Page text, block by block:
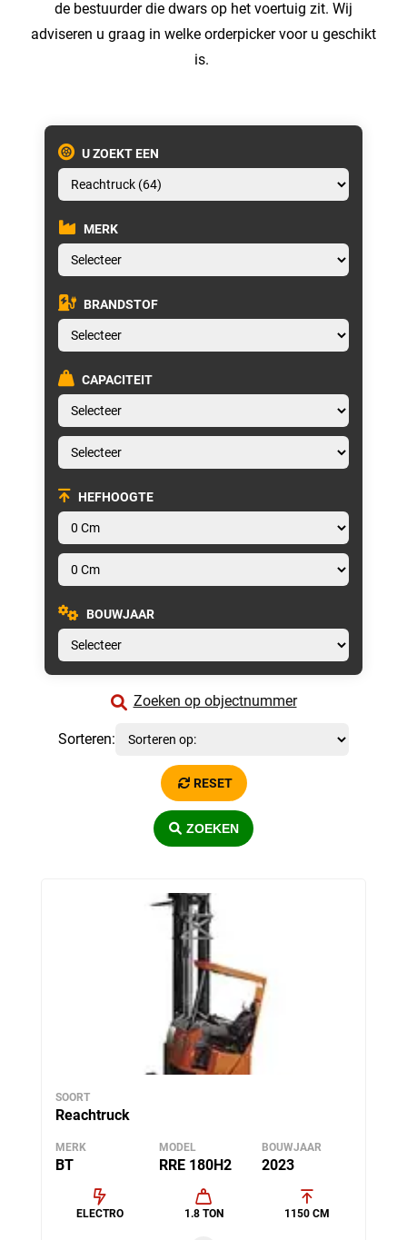
de bestuurder die dwars op het voertuig zit. Wij
adviseren u graag in welke orderpicker voor u geschikt
is.
U ZOEKT EEN
MERK
BRANDSTOF
CAPACITEIT
HEFHOOGTE
BOUWJAAR
Zoeken op objectnummer
Sorteren:
RESET
ZOEKEN
SOORT
Reachtruck
MERK
BT
MODEL
RRE 180H2
BOUWJAAR
2023
ELECTRO 1.8 TON 1150 CM